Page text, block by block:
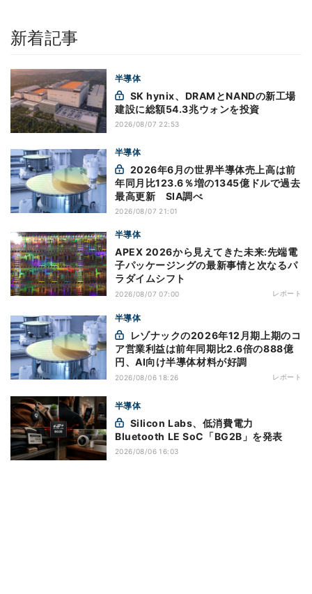
新着記事
半導体
建設に総額54.3兆ウォンを投資
2026/08/07 22:53
半導体
年同月比123.6％増の1345億ドルで過去
最高更新 SIA調べ
2026/08/07 21:01
半導体
APEX 2026から見えてきた未来:先端電
子パッケージングの最新事情と次なるパ
ラダイムシフト
2026/08/07 07:00 レポート
半導体
ア営業利益は前年同期比2.6倍の888億
円、AI向け半導体材料が好調
2026/08/06 18:26 レポート
半導体
Bluetooth LE SoC「BG2B」を発表
2026/08/06 16:03